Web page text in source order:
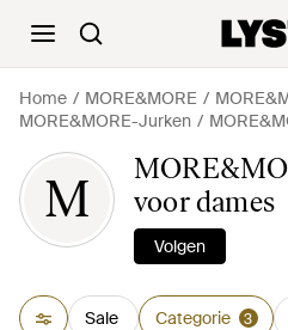
Home MORE&MORE
MORE&MORE-Jurken
M
voor dames
Volgen
Sale Categorie 3